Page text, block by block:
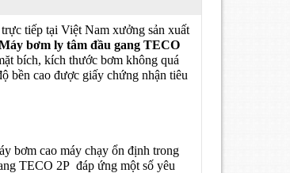
tiếp tại Việt Nam xưởng sản xuất
bơm ly tâm đầu gang TECO
bích, kích thước bơm không quá
bền cao được giấy chứng nhận tiêu
bơm cao máy chạy ổn định trong
TECO 2P đáp ứng một số yêu